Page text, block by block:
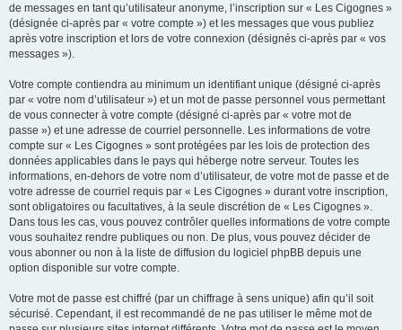
de messages en tant qu’utilisateur anonyme, l’inscription sur « Les Cigognes »
(désignée ci-après par « votre compte ») et les messages que vous publiez
après votre inscription et lors de votre connexion (désignés ci-après par « vos
messages »).
Votre compte contiendra au minimum un identifiant unique (désigné ci-après
par « votre nom d’utilisateur ») et un mot de passe personnel vous permettant
de vous connecter à votre compte (désigné ci-après par « votre mot de
passe ») et une adresse de courriel personnelle. Les informations de votre
compte sur « Les Cigognes » sont protégées par les lois de protection des
données applicables dans le pays qui héberge notre serveur. Toutes les
informations, en-dehors de votre nom d’utilisateur, de votre mot de passe et de
votre adresse de courriel requis par « Les Cigognes » durant votre inscription,
sont obligatoires ou facultatives, à la seule discrétion de « Les Cigognes ».
Dans tous les cas, vous pouvez contrôler quelles informations de votre compte
vous souhaitez rendre publiques ou non. De plus, vous pouvez décider de
vous abonner ou non à la liste de diffusion du logiciel phpBB depuis une
option disponible sur votre compte.
Votre mot de passe est chiffré (par un chiffrage à sens unique) afin qu’il soit
sécurisé. Cependant, il est recommandé de ne pas utiliser le même mot de